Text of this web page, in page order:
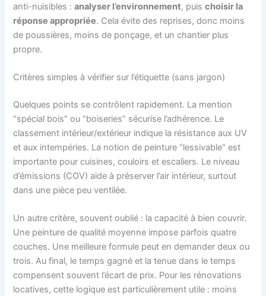
anti-nuisibles :analyser l’environnement, puischoisir la
réponse appropriée. Cela évite des reprises, donc moins
de poussières, moins de ponçage, et un chantier plus
propre.
Critères simples à vérifier sur l’étiquette (sans jargon)
Quelques points se contrôlent rapidement. La mention
“spécial bois” ou “boiseries” sécurise l’adhérence. Le
classement intérieur/extérieur indique la résistance aux UV
et aux intempéries. La notion de peinture “lessivable” est
importante pour cuisines, couloirs et escaliers. Le niveau
d’émissions (COV) aide à préserver l’air intérieur, surtout
dans une pièce peu ventilée.
Un autre critère, souvent oublié : la capacité à bien couvrir.
Une peinture de qualité moyenne impose parfois quatre
couches. Une meilleure formule peut en demander deux ou
trois. Au final, le temps gagné et la tenue dans le temps
compensent souvent l’écart de prix. Pour les rénovations
locatives, cette logique est particulièrement utile : moins